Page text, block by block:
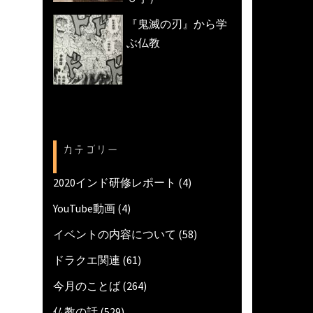
『鬼滅の刃』から学
ぶ仏教
カテゴリー
2020インド研修レポート (4)
YouTube動画 (4)
イベントの内容について (58)
ドラクエ関連 (61)
今月のことば (264)